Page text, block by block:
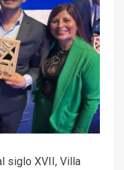
siglo XVII, Villa